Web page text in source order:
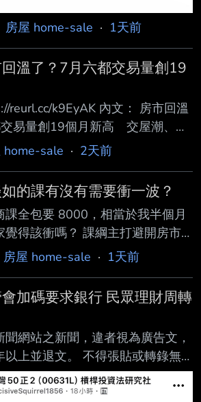
房屋 home-sale · 1天前
溫了？7月六都交易量創19
reurl.cc/k9EyAK 內文： 房市回溫
易量創19個月新高 交屋潮、股
住展房屋網 更新時間 2026年8月
六都地政局公布資料，今年7月
買賣移轉棟數達2萬506棟，月增
，不僅是今年以來單月新高，
1月以來首次突破2萬棟。對此，
心分析，受惠於國內經濟穩健成
回流房市及新屋交屋潮帶動，推
表現。 根據統
home-sale · 2天前
的課有沒有需要衝一波？
課全包要 8000，相當於我半個月
覺得該衝嗎？ 課綱主打避開房市
趨勢。 現在房市明顯分化： 1.
信用管制，房價呈現盤整，甚至有
行風險。 拿半月薪買這門課，投
--
房屋 home-sale · 1天前
加碼要求銀行 民眾理財周轉
網站之新聞，違者視為廣告文，
以上並退文。 不得張貼或轉錄無
，違者水桶一年以上並退文。 連
縮網址，內文應含新聞作者及日